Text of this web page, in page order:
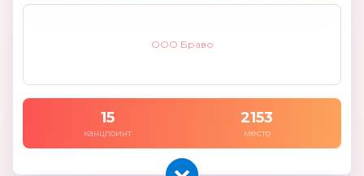
ООО Браво
15
канцпоинт
2153
место